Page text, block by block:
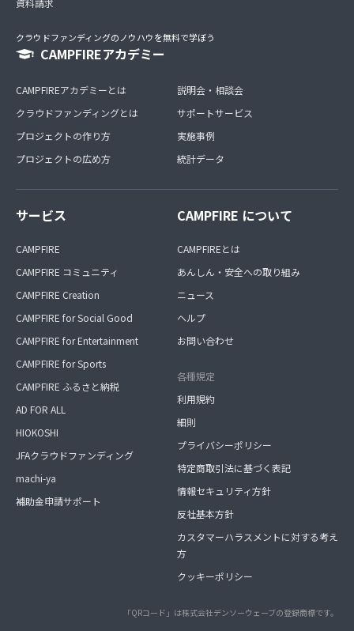
資料請求
クラウドファンディングのノウハウを無料で学ぼう
CAMPFIREアカデミー
CAMPFIREアカデミーとは
クラウドファンディングとは
プロジェクトの作り方
プロジェクトの広め方
説明会・相談会
サポートサービス
実施事例
統計データ
サービス
CAMPFIRE
CAMPFIRE コミュニティ
CAMPFIRE Creation
CAMPFIRE for Social Good
CAMPFIRE for Entertainment
CAMPFIRE for Sports
CAMPFIRE ふるさと納税
AD FOR ALL
HIOKOSHI
JFAクラウドファンディング
machi-ya
補助金申請サポート
CAMPFIRE について
CAMPFIREとは
あんしん・安全への取り組み
ニュース
ヘルプ
お問い合わせ
各種規定
利用規約
細則
プライバシーポリシー
特定商取引法に基づく表記
情報セキュリティ方針
反社基本方針
カスタマーハラスメントに対する考え
方
クッキーポリシー
「QRコード」は株式会社デンソーウェーブの登録商標です。